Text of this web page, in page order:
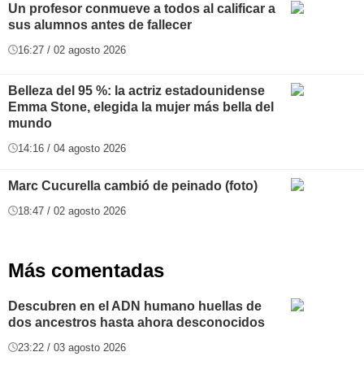
Un profesor conmueve a todos al calificar a
sus alumnos antes de fallecer
16:27 / 02 agosto 2026
Belleza del 95 %: la actriz estadounidense
Emma Stone, elegida la mujer más bella del
mundo
14:16 / 04 agosto 2026
Marc Cucurella cambió de peinado (foto)
18:47 / 02 agosto 2026
Más comentadas
Descubren en el ADN humano huellas de
dos ancestros hasta ahora desconocidos
23:22 / 03 agosto 2026